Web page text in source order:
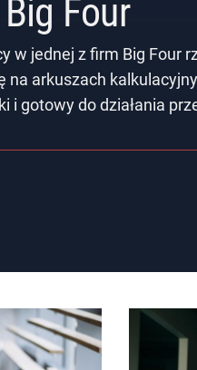
Four
w jednej z firm Big Four
na arkuszach
i gotowy do działania